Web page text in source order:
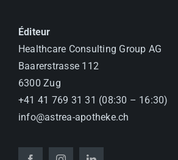
Éditeur
Healthcare Consulting Group AG
Baarerstrasse 112
6300 Zug
+41 41 769 31 31 (08:30 – 16:30)
info@astrea-apotheke.ch